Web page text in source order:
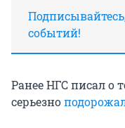
событий!
Ранее НГС писал о
серьезно